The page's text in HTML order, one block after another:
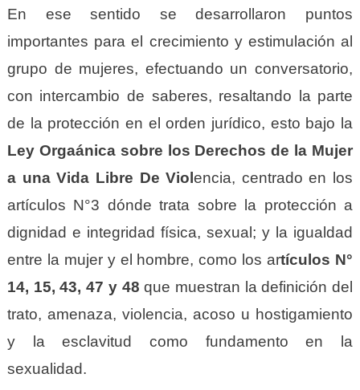
En ese sentido se desarrollaron puntos
importantes para el crecimiento y estimulación al
grupo de mujeres, efectuando unconversatorio,
con intercambio de saberes, resaltando la parte
de la protección en el orden jurídico, esto bajo la
Ley Orgaánica sobre os Derechosde la Mujer
a una Vida Libre De Violencia, centrado en los
artículos N°3 dónde trata sobre la protección a
dignidad e integridad física, sexual; y la igualdad
entre la mujer y el hombre,como losartículos N°
14, 15, 43, 47 y 48 que muestran la definición del
trato, amenaza, violencia, acoso u hostigamiento
y la esclavitud como fundamento en la
sexualidad.